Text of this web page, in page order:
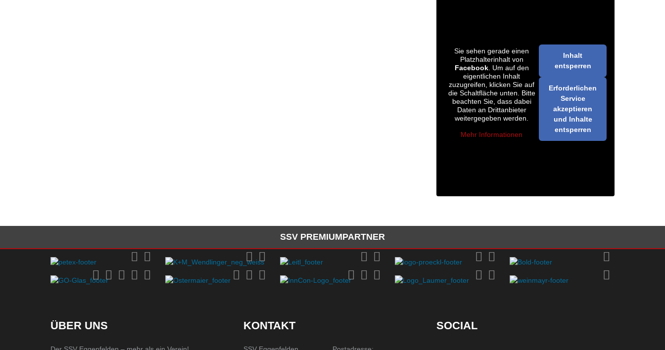
Sie sehen gerade einen
Platzhalterinhalt von
Facebook. Um auf den
eigentlichen Inhalt
zuzugreifen, klicken Sie auf
die Schaltfläche unten. Bitte
beachten Sie, dass dabei
Daten an Drittanbieter
weitergegeben werden.
Mehr Informationen
Inhalt
entsperren
Erforderlichen
Service
akzeptieren
und Inhalte
entsperren
SSV PREMIUMPARTNER
ÜBER UNS KONTAKT SOCIAL